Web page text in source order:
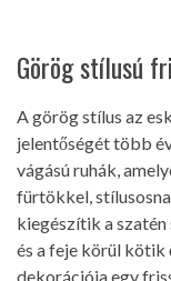
Görög stílusú
A görög stílus az
jelentőségét több
vágású ruhák,
fürtökkel,
kiegészítik a
és a feje körül kötik
dekorációja egy